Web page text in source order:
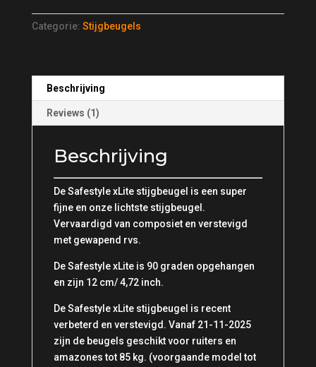
Categorie: Stijgbeugels
Beschrijving
Reviews (1)
Beschrijving
De Safestyle xLite stijgbeugel is een super
fijne en onze lichtste stijgbeugel.
Vervaardigd van composiet en verstevigd
met gewapend rvs.
De Safestyle xLite is 90 graden opgehangen
en zijn 12 cm/ 4,72 inch.
De Safestyle xLite stijgbeugel is recent
verbeterd en verstevigd. Vanaf 21-11-2025
zijn de beugels geschikt voor ruiters en
amazones tot 85 kg. (voorgaande model tot